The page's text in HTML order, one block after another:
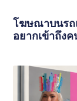
โฆษณาบนรถ
อยากเข้าถึง